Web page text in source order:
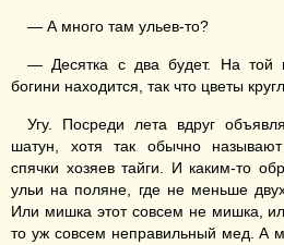
— А много там ульев-то?
— Десятка с два будет. На той
богини находится, так что цветы
Угу. Посреди лета вдруг
шатун, хотя так обычно
спячки хозяев тайги. И каким-то
ульи на поляне, где не меньше
Или мишка этот совсем не мишка,
то уж совсем неправильный мед. А